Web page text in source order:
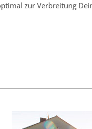
zur Verbreitung